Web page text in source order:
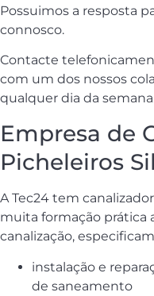
Possuimos a resposta
connosco.
Contacte
com um dos nossos
qualquer dia da
Empresa de
Picheleiros
A Tec24 tem
muita formação prática
canalização,
instalação e
de saneamento